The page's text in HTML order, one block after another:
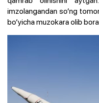
imzolangandan so‘ng
bo‘yicha muzokara olib